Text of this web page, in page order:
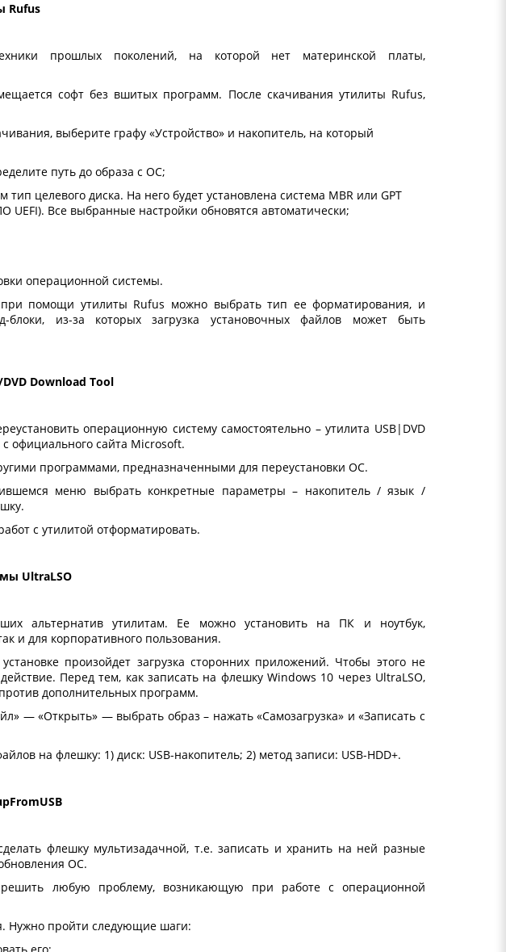
Rufus
прошлых поколений, на которой нет материнской платы,
софт без вшитых программ. После скачивания утилиты Rufus,
выберите графу «Устройство» и накопитель, на который
путь до образа с ОС;
тип целевого диска. На него будет установлена система MBR или GPT
UEFI). Все выбранные настройки обновятся автоматически;
операционной системы.
помощи утилиты Rufus можно выбрать тип ее форматирования, и
из-за которых загрузка установочных файлов может быть
Download Tool
операционную систему самостоятельно – утилита USB|DVD
официального сайта Microsoft.
программами, предназначенными для переустановки ОС.
меню выбрать конкретные параметры – накопитель / язык /
с утилитой отформатировать.
UltraLSO
альтернатив утилитам. Ее можно установить на ПК и ноутбук,
и для корпоративного пользования.
произойдет загрузка сторонних приложений. Чтобы этого не
Перед тем, как записать на флешку Windows 10 через UltraLSO,
дополнительных программ.
— «Открыть» — выбрать образ – нажать «Самозагрузка» и «Записать с
на флешку: 1) диск: USB-накопитель; 2) метод записи: USB-HDD+.
флешку мультизадачной, т.е. записать и хранить на ней разные
ОС.
любую проблему, возникающую при работе с операционной
Нужно пройти следующие шаги: